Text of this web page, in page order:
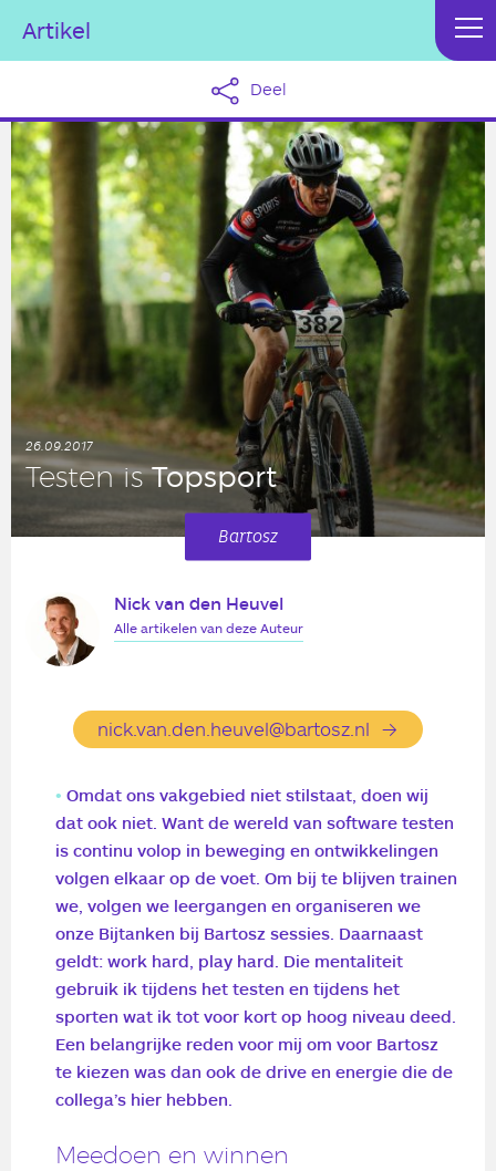
Artikel
Deel
Testen isTop­sport
26.09.2017
Bartosz
Omdat ons vakgebied niet stilstaat, doen wij
dat ook niet. Want de wereld van software testen
is continu volop in beweging en ontwikkelingen
volgen elkaar op de voet. Om bij te blijven trainen
we, volgen we leergangen en organiseren we
onze Bijtanken bij Bartosz sessies. Daarnaast
geldt: work hard, play hard. Die mentaliteit
gebruik ik tijdens het testen en tijdens het
sporten wat ik tot voor kort op hoog niveau deed.
Een belangrijke reden voor mij om voor Bartosz
te kiezen was dan ook de drive en energie die de
collega’s hier hebben.
Meedoen en winnen
Nick van den Heuvel
Alle artikelen van deze Auteur
nick.van.den.heuvel@bartosz.nl